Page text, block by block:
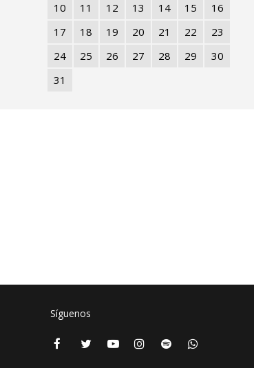
10
11 12 13 14 15
16
17
18 19 20 21 22
23
24
25 26 27 28 29
30
31
Síguenos